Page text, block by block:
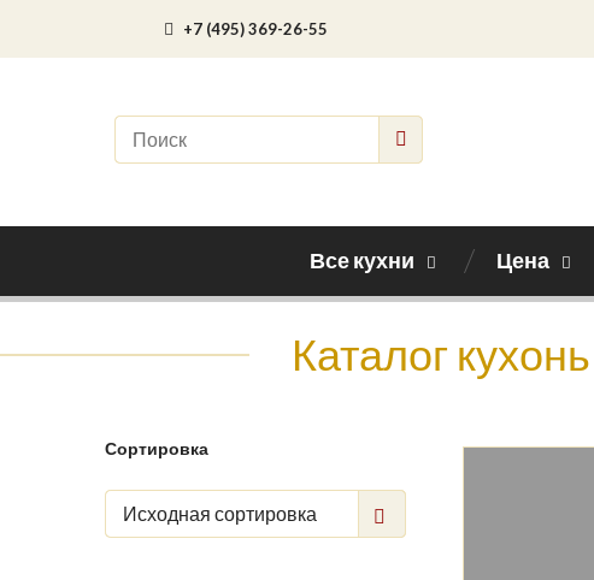
+7 (495) 369-26-55
Все кухни Цена
Каталог кухонь
Сортировка
Исходная сортировка